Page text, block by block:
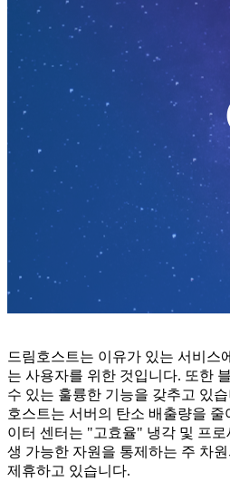
드림호스트는 이유가 있는 서비스
는 사용자를 위한 것입니다. 또한
수 있는 훌륭한 기능을 갖추고 있
호스트는 서버의 탄소 배출량을 줄
이터 센터는 "고효율" 냉각 및 프
생 가능한 자원을 통제하는 주 차
제휴하고 있습니다.